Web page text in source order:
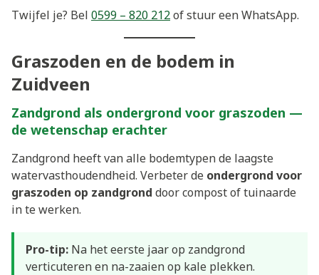
Twijfel je? Bel 0599 – 820 212of stuur een WhatsApp.
Graszoden en de bodem in
Zuidveen
Zandgrond als ondergrond voor graszoden —
de wetenschap erachter
Zandgrond heeft van alle bodemtypen de laagste
watervasthoudendheid. Verbeter de ondergrond voor
graszoden op zandgrond door compost of tuinaarde
in te werken.
Pro-tip: Na het eerste jaar op zandgrond
verticuteren en na-zaaien op kale plekken.